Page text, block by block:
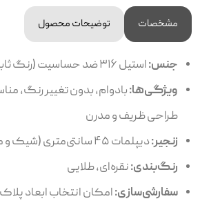
مشخصات توضیحات محصول
جنس:استیل ۳۱۶ ضد حساسیت (رنگ ثابت و مقاوم)
ویژگی‌ها:بادوام، بدون تغییر رنگ،
طراحی ظریف و مدرن
زنجیر:دیپلمات ۴۵ سانتی‌متری (شیک و مقاوم)
رنگ‌بندی:نقره‌ای، طلایی
سفارشی‌سازی:امکان انتخاب ابعاد